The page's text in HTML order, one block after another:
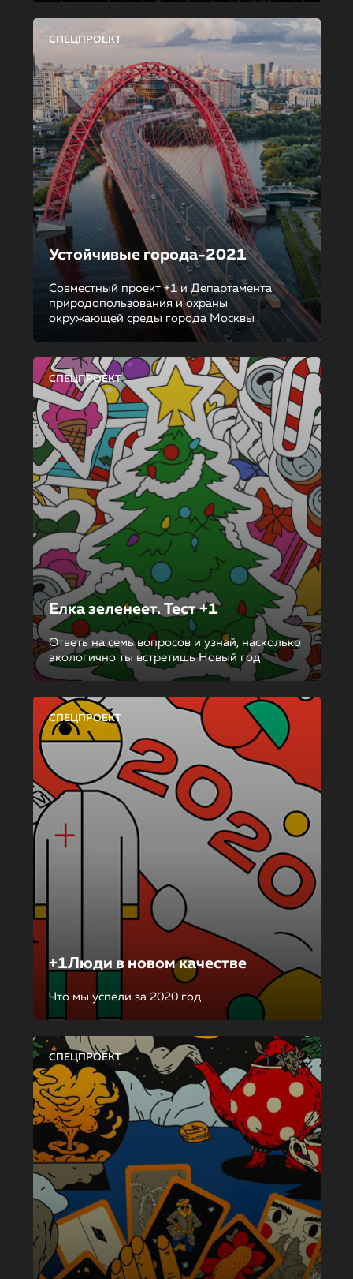
СПЕЦПРОЕКТ
Устойчивые города-2021
Совместный проект +1 и Департамента
природопользования и охраны
окружающей среды города Москвы
СПЕЦПРОЕКТ
Елка зеленеет. Тест +1
Ответь на семь вопросов и узнай, насколько
экологично ты встретишь Новый год
СПЕЦПРОЕКТ
+1Люди в новом качестве
Что мы успели за 2020 год
СПЕЦПРОЕКТ